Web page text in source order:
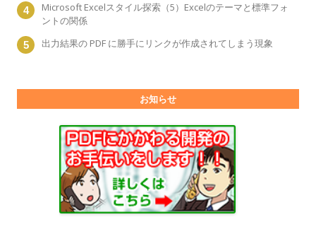
Microsoft Excelスタイル探索（5）Excelのテーマと標準フォ
ントの関係
出力結果の PDF に勝手にリンクが作成されてしまう現象
お知らせ